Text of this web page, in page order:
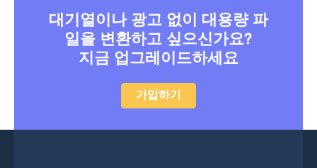
대기열이나 광고 없이 대용량 파
일을 변환하고 싶으신가요?
지금 업그레이드하세요
가입하기